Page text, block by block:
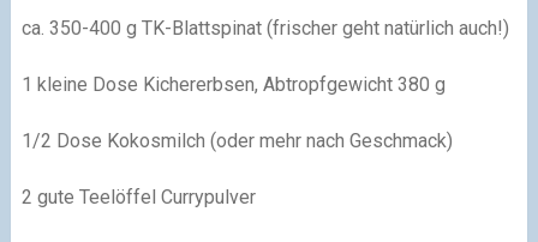
ca. 350-400 g TK-Blattspinat (frischer geht natürlich auch!)
1 kleine Dose Kichererbsen, Abtropfgewicht 380 g
1/2 Dose Kokosmilch (oder mehr nach Geschmack)
2 gute Teelöffel Currypulver